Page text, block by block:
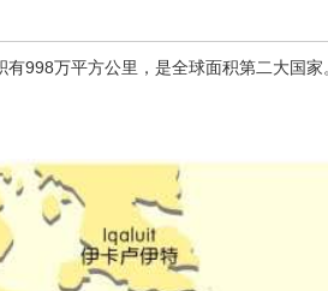
998万平方公里，是全球面积第二大国